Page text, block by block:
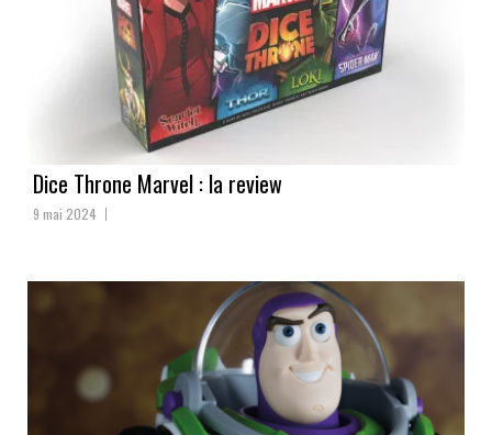
Dice Throne Marvel : la review
9 mai 2024